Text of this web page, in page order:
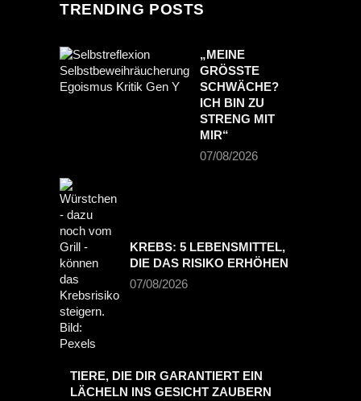
TRENDING POSTS
„MEINE
GRÖSSTE S
CHWÄCHE? I
CH BIN ZU S
TRENG MIT M
IR“
07/08/2026
KREBS: 5 LEBENSMITTEL,
DIE DAS RISIKO ERHÖHEN
07/08/2026
TIERE, DIE DIR GARANTIERT EIN
LÄCHELN INS GESICHT ZAUBERN